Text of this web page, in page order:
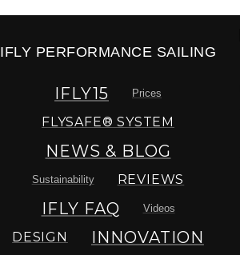
IFLY PERFORMANCE SAILING
IFLY15 Prices
FLYSAFE® SYSTEM
NEWS & BLOG
Sustainability REVIEWS
IFLY FAQ Videos
DESIGN INNOVATION